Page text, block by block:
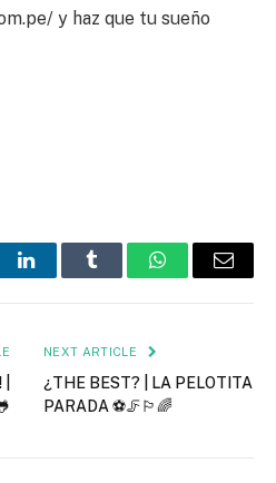
y haz que tu sueño
LinkedInTumblr WhatsAppEmail
NEXT ARTICLE
¿THE BEST? | LA PELOTITA
PARADA ⚽🦵🏳️‍🌈